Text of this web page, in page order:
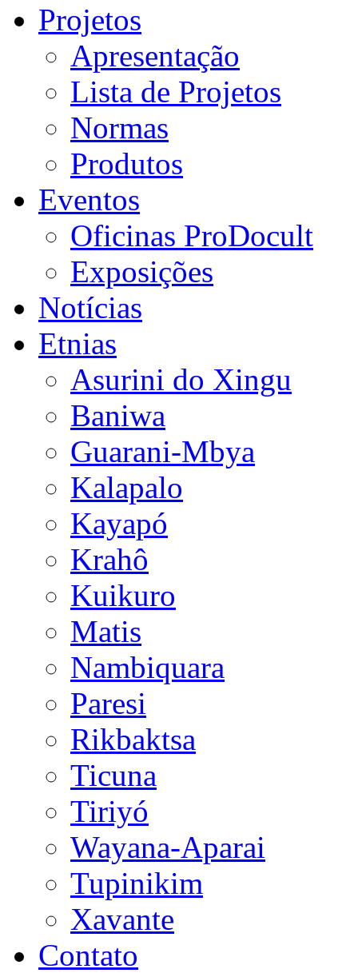
Projetos
Apresentação
Lista de Projetos
Normas
Produtos
Eventos
Oficinas ProDocult
Exposições
Notícias
Etnias
Asurini do Xingu
Baniwa
Guarani-Mbya
Kalapalo
Kayapó
Krahô
Kuikuro
Matis
Nambiquara
Paresi
Rikbaktsa
Ticuna
Tiriyó
Wayana-Aparai
Tupinikim
Xavante
Contato